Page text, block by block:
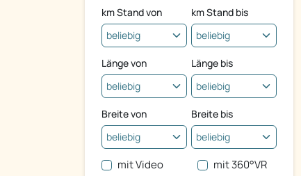
km Stand von km Stand bis
Länge von Länge bis
Breite von Breite bis
mit Video mit 360°VR